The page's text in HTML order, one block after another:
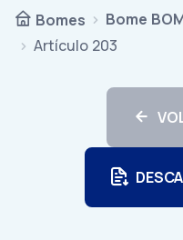
Bomes
Bome
Artículo 203